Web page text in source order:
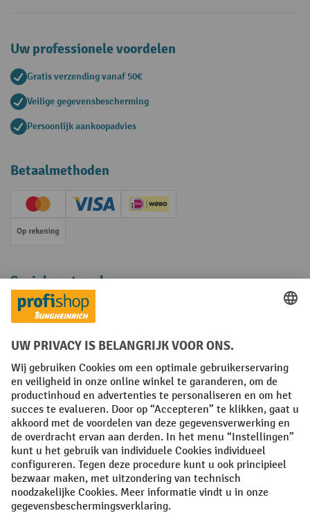
Uw professionele voordelen
Gratis verzending vanaf 50€
Veilige gegevensbescherming
Persoonlijk aankoopadvies
Betaalmethoden
Creditcard (Master)Creditcard (Visa)iDEAL | Wero
Op rekening
Sociale netwerken
Facebook
YouTube
LinkedInInstagram
Algemene leveringsvoorwaarden Copyright
Privacyverklaring Privacy Instellingen
All prices excl. VAT plusshipping costs and possible delivery charges,
if not stated otherwise.
¹ De korting is geldig zolang de voorraad strekt. De korting is niet van
toepassing op speciale prijzen. Een combinatie met andere
procentuele kortingen of vouchers is niet mogelijk. | ² De korting